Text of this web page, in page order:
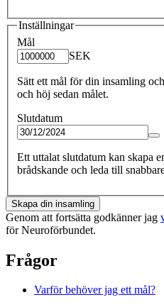
Inställningar
Mål
SEK
Sätt ett mål för din insamling
och höj sedan målet.
Slutdatum
Ett uttalat slutdatum kan skapa
brådskande och leda till
Skapa din insamling
Genom att fortsätta godkänner jag
för Neuroförbundet.
Frågor
Varför behöver jag ett mål?